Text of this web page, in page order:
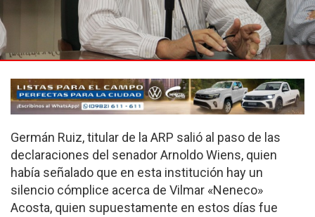
Germán Ruiz, titular de la ARP salió al paso de las
declaraciones del senador Arnoldo Wiens, quien
había señalado que en esta institución hay un
silencio cómplice acerca de Vilmar «Neneco»
Acosta, quien supuestamente en estos días fue